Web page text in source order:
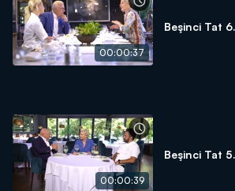
00:00:37
Beşinci Tat
00:00:39
Beşinci Tat